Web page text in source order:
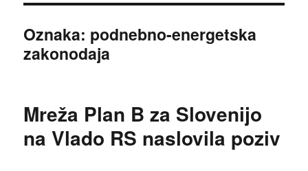
organizacij Slovenije
Oznaka: podnebno-energetska
zakonodaja
Mreža Plan B za Slovenijo
na Vlado RS naslovila poziv